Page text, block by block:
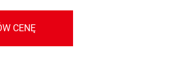
CENĘ